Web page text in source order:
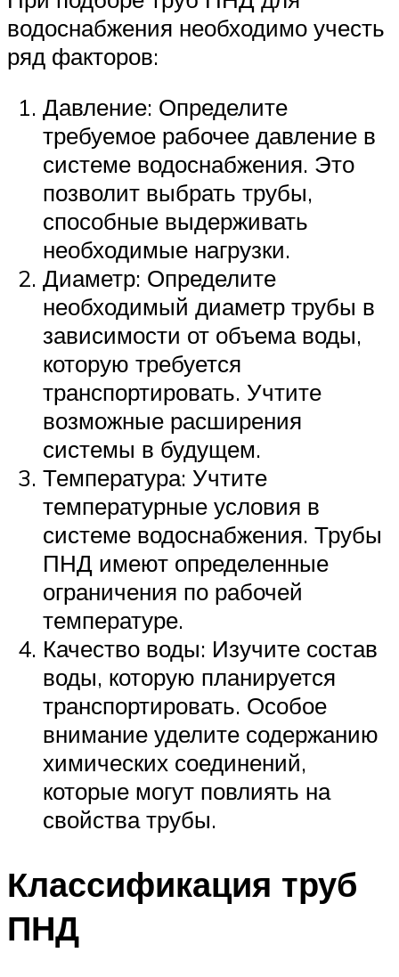
водоснабжения необходимо учесть
ряд факторов:
Давление: Определите
требуемое рабочее давление в
системе водоснабжения. Это
позволит выбрать трубы,
способные выдерживать
необходимые нагрузки.
Диаметр: Определите
необходимый диаметр трубы в
зависимости от объема воды,
которую требуется
транспортировать. Учтите
возможные расширения
системы в будущем.
Температура: Учтите
температурные условия в
системе водоснабжения. Трубы
ПНД имеют определенные
ограничения по рабочей
температуре.
Качество воды: Изучите состав
воды, которую планируется
транспортировать. Особое
внимание уделите содержанию
химических соединений,
которые могут повлиять на
свойства трубы.
Классификация труб
ПНД